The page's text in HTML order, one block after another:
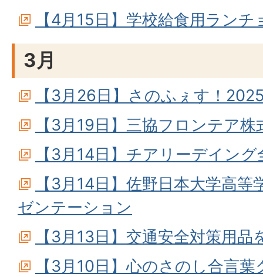
【4月15日】学校給食用ラン
3月
【3月26日】さのふぇす！
【3月19日】三協フロンテア
【3月14日】チアリーデイン
【3月14日】佐野日本大学高
ゼンテーション
【3月13日】交通安全対策用
【3月10日】心のさのし合言